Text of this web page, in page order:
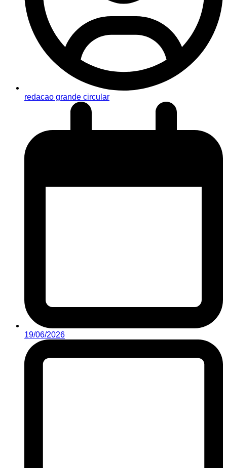
redacao grande circular
19/06/2026